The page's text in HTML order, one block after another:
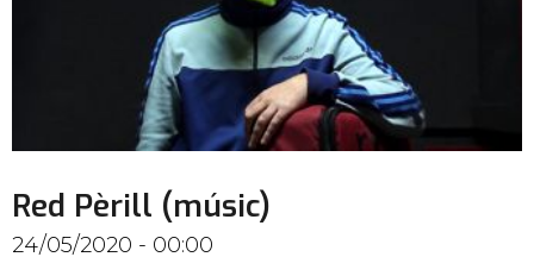
Red Pèrill (músic)
24/05/2020 - 00:00